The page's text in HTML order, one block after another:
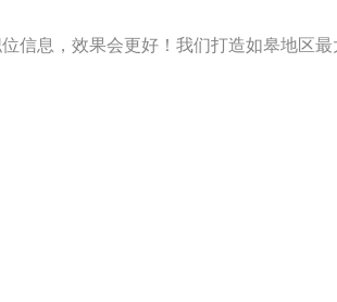
信息，效果会更好！我们打造如皋地区